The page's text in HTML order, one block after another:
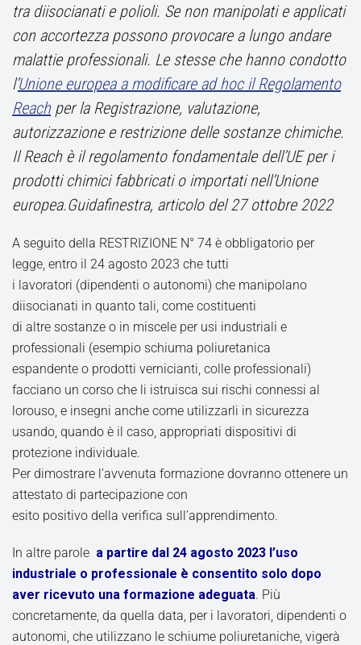
tra diisocianati e polioli. Se non manipolati e applicati
con accortezza possono provocare a lungo andare
malattie professionali. Le stesse che hanno condotto
l’Unione europea a modificare ad hoc il Regolamento
Reachper la Registrazione, valutazione,
autorizzazione e restrizione delle sostanze chimiche.
Il Reach è il regolamento fondamentale dell’UE per i
prodotti chimici fabbricati o importati nell’Unione
europea.Guidafinestra, articolo del 27 ottobre 2022
A seguito della RESTRIZIONE N° 74 è obbligatorio per
legge, entro il 24 agosto 2023 che tutti
i lavoratori (dipendenti o autonomi) che manipolano
diisocianati in quanto tali, come costituenti
di altre sostanze o in miscele per usi industriali e
professionali (esempio schiuma poliuretanica
espandente o prodotti vernicianti, colle professionali)
facciano un corso che li istruisca sui rischi connessi al
lorouso, e insegni anche come utilizzarli in sicurezza
usando, quando è il caso, appropriati dispositivi di
protezione individuale.
Per dimostrare l’avvenuta formazione dovranno ottenere un
attestato di partecipazione con
esito positivo della verifica sull’apprendimento.
In altre parole a partire dal 24 agosto 2023 l’uso
industriale o professionale è consentito solo dopo
aver ricevuto una formazione adeguata. Più
concretamente, da quella data, per i lavoratori, dipendenti o
autonomi, che utilizzano le schiume poliuretaniche, vigerà